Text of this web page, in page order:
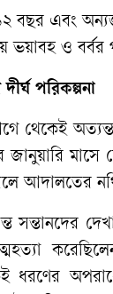
বছর এবং
ভয়াবহ ও বর্বর
দীর্ঘ পরিকল্পনা
থেকেই অত্যন্ত
জানুয়ারি মাসে
আদালতের
সন্তানদের
ধরণের